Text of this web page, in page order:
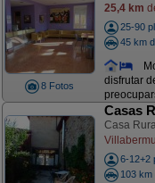
8 Fotos
25,4 km
25-90
45 km
disfrutar
Casas
Casa
6-12+2
103 km